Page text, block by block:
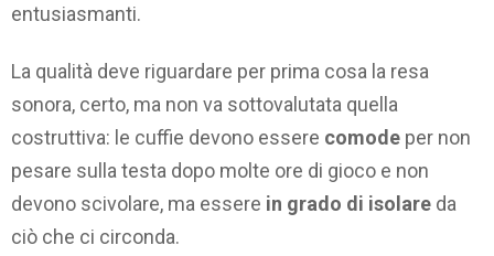
entusiasmanti.
La qualità deve riguardare per prima cosa la resa
sonora, certo, ma non va sottovalutata quella
costruttiva: le cuffie devono essere comode per non
pesare sulla testa dopo molte ore di gioco e non
devono scivolare, ma essere in grado di isolare da
ciò che ci circonda.